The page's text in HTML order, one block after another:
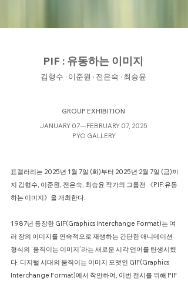
PIF : 유동하는 이미지
김형수 · 이준원 · 전은숙 · 최승윤
GROUP EXHIBITION
JANUARY 07—FEBRUARY 07, 2025
PYO GALLERY
표갤러리는 2025년 1월 7일 (화)부터 2025년 2월 7일 (금)까
지 김형수, 이준원, 전은숙, 최승윤 작가의 그룹전 《PIF:유동
하는 이미지》을 개최한다.
1987년 등장한 GIF(Graphics Interchange Format)는 여
러 장의 이미지를 연속적으로 재생하는 간단한 애니메이션
형식의 ‘움직이는 이미지’라는 새로운 시각 언어를 탄생시켰
다. 디지털 시대의 움직이는 이미지 포맷인 GIF(Graphics
Interchange Format)에서 착안하여, 이번 전시를 위해 PIF